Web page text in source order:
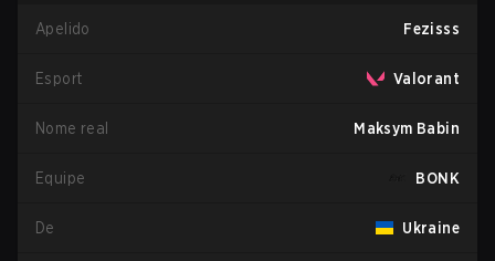
Apelido Fezisss
Esport Valorant
Nome real Maksym Babin
Equipe BONK
De Ukraine